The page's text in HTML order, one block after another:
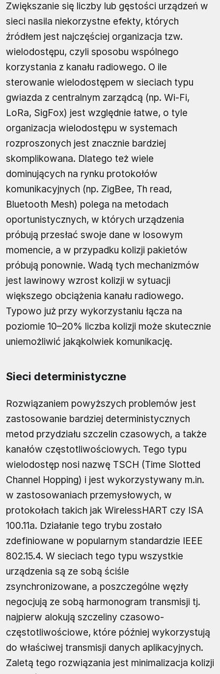
Zwiększanie się liczby lub gęstości urządzeń w
sieci nasila niekorzystne efekty, których
źródłem jest najczęściej organizacja tzw.
wielodostępu, czyli sposobu wspólnego
korzystania z kanału radiowego. O ile
sterowanie wielodostępem w sieciach typu
gwiazda z centralnym zarządcą (np. Wi-Fi,
LoRa, SigFox) jest względnie łatwe, o tyle
organizacja wielodostępu w systemach
rozproszonych jest znacznie bardziej
skomplikowana. Dlatego też wiele
dominujących na rynku protokołów
komunikacyjnych (np. ZigBee, Th read,
Bluetooth Mesh) polega na metodach
oportunistycznych, w których urządzenia
próbują przesłać swoje dane w losowym
momencie, a w przypadku kolizji pakietów
próbują ponownie. Wadą tych mechanizmów
jest lawinowy wzrost kolizji w sytuacji
większego obciążenia kanału radiowego.
Typowo już przy wykorzystaniu łącza na
poziomie 10–20% liczba kolizji może skutecznie
uniemożliwić jakąkolwiek komunikację.
Sieci deterministyczne
Rozwiązaniem powyższych problemów jest
zastosowanie bardziej deterministycznych
metod przydziału szczelin czasowych, a także
kanałów częstotliwościowych. Tego typu
wielodostęp nosi nazwę TSCH (Time Slotted
Channel Hopping) i jest wykorzystywany m.in.
w zastosowaniach przemysłowych, w
protokołach takich jak WirelessHART czy ISA
100.11a. Działanie tego trybu zostało
zdefiniowane w popularnym standardzie IEEE
802.15.4. W sieciach tego typu wszystkie
urządzenia są ze sobą ściśle
zsynchronizowane, a poszczególne węzły
negocjują ze sobą harmonogram transmisji tj.
najpierw alokują szczeliny czasowo-
częstotliwościowe, które później wykorzystują
do właściwej transmisji danych aplikacyjnych.
Zaletą tego rozwiązania jest minimalizacja kolizji